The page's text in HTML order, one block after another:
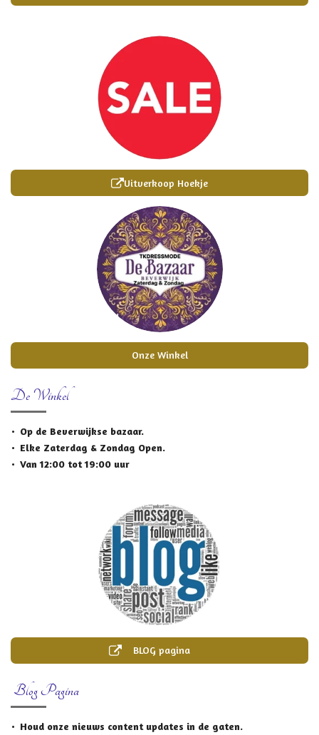
Uitverkoop Hoekje
Onze Winkel
De Winkel
Op de Beverwijkse bazaar.
Elke Zaterdag & Zondag Open.
Van 12:00 tot 19:00 uur
BLOG pagina
Blog Pagina
Houd onze nieuws content updates in de gaten.